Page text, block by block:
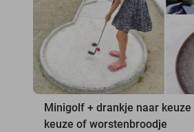
Minigolf + drankje naar
keuze of worstenbroodje